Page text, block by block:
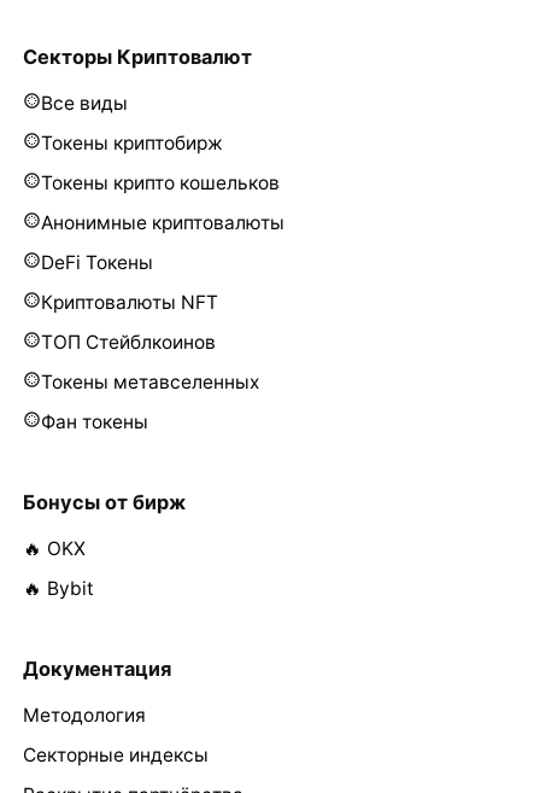
Секторы Криптовалют
Все виды
Токены криптобирж
Токены крипто кошельков
Анонимные криптовалюты
DeFi Токены
Криптовалюты NFT
ТОП Стейблкоинов
Токены метавселенных
Фан токены
Бонусы от бирж
🔥 OKX
🔥 Bybit
Документация
Методология
Секторные индексы